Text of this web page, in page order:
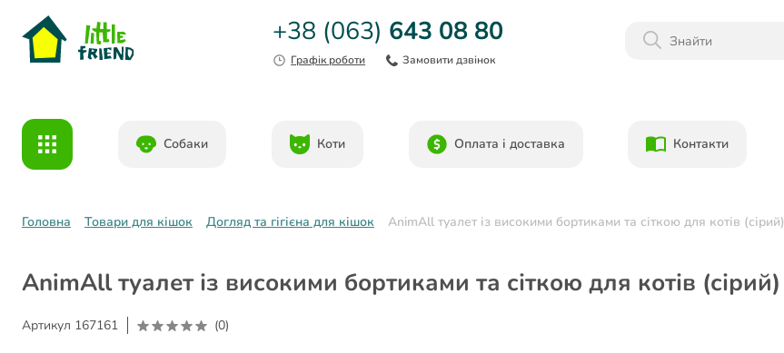
Даруємо 1000гр на бонусний рахунок при реєстрації!)
+38 (063) 643 08 80
Графік роботи Замовити дзвінок
Собаки Коти Оплата і доставка Контакти
Головна Товари для кішок Догляд та гігієна для кішок AnimAll туалет із високими бортиками та сіткою для котів (сірий)
AnimAll туалет із високими бортиками та сіткою для котів (сірий)
Артикул 167161 (0)